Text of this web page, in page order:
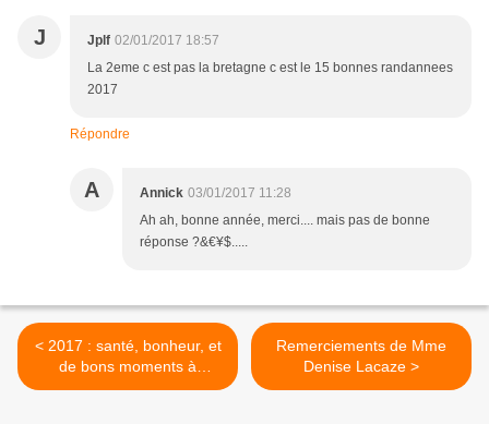
J Jplf 02/01/2017 18:57
La 2eme c est pas la bretagne c est le 15 bonnes randannees
2017
Répondre
A Annick 03/01/2017 11:28
Ah ah, bonne année, merci.... mais pas de bonne
réponse ?&€¥$.....
< 2017 : santé, bonheur, et
de bons moments à
partager
Remerciements de Mme
Denise Lacaze >